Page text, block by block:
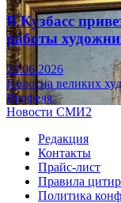
В Кузбасс
работы
23.06.2026
Полотна великих
Верфеля.
Новости СМИ2
Редакция
Контакты
Прайс-лист
Правила
Политика